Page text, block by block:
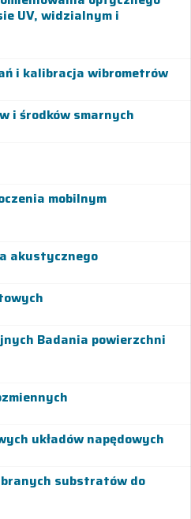
UV, widzialnym i
i kalibracja wibrometrów
i środków smarnych
mobilnym
akustycznego
Badania powierzchni
układów napędowych
substratów do